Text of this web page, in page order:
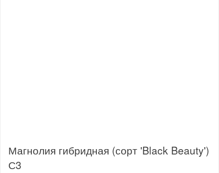
Магнолия гибридная (сорт 'Black Beauty')
С3